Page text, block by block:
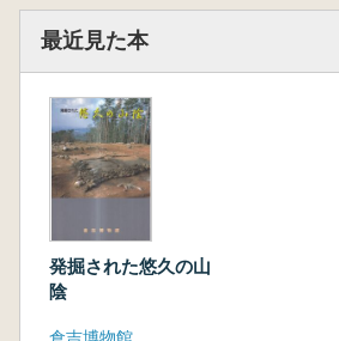
最近見た本
発掘された悠久の山
陰